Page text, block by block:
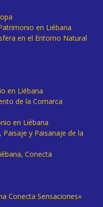
en Liébana
en el Entorno Natural
en Liébana
de la Comarca
en Liébana
y Paisanaje de la
Conecta
Conecta Sensaciones»